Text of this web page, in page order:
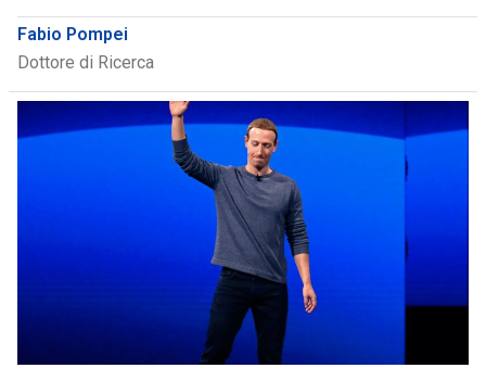
Fabio Pompei
Dottore di Ricerca